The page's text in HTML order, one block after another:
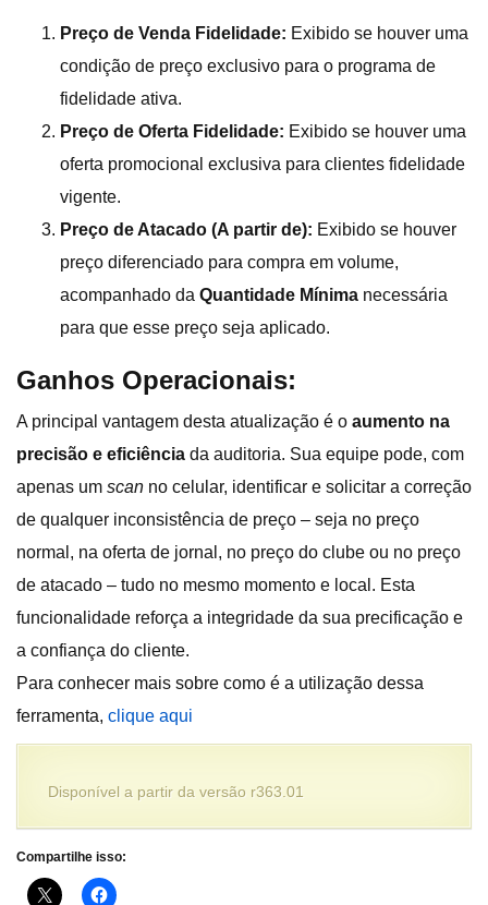
Preço de Venda Fidelidade: Exibido se houver uma
condição de preço exclusivo para o programa de
fidelidade ativa.
Preço de Oferta Fidelidade: Exibido se houver uma
oferta promocional exclusiva para clientes fidelidade
vigente.
Preço de Atacado (A partir de): Exibido se houver
preço diferenciado para compra em volume,
acompanhado da Quantidade Mínima necessária
para que esse preço seja aplicado.
Ganhos Operacionais:
A principal vantagem desta atualização é o aumento na
precisão e eficiência da auditoria. Sua equipe pode, com
apenas um scan no celular, identificar e solicitar a correção
de qualquer inconsistência de preço – seja no preço
normal, na oferta de jornal, no preço do clube ou no preço
de atacado – tudo no mesmo momento e local. Esta
funcionalidade reforça a integridade da sua precificação e
a confiança do cliente.
Para conhecer mais sobre como é a utilização dessa
ferramenta, clique aqui
Disponível a partir da versão r363.01
Compartilhe isso: